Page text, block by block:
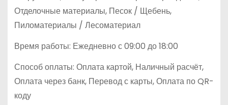
Отделочные материалы, Песок / Щебень,
Пиломатериалы / Лесоматериал
Время работы: Ежедневно с 09:00 до 18:00
Способ оплаты: Оплата картой, Наличный расчёт,
Оплата через банк, Перевод с карты, Оплата по QR-
коду